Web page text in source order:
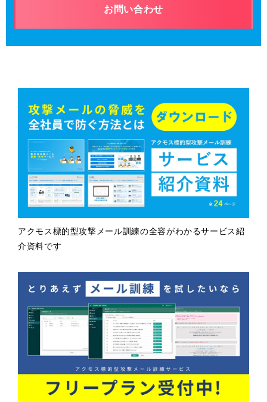
お問い合わせ
アクモス標的型攻撃メール訓練の全容がわかるサービス紹
介資料です